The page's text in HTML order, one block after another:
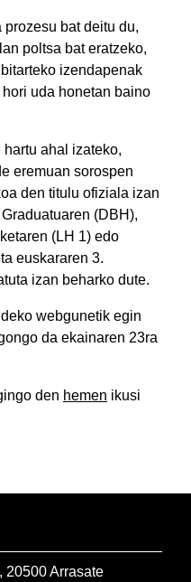
bat deitu du,
poltsa bat eratzeko,
izendapenak
uda honetan baino
ahal izateko,
eremuan sorospen
den titulu ofiziala izan
(DBH),
(LH 1) edo
euskararen 3.
izan beharko dute.
webgunetik egin
da ekainaren 23ra
den hemen ikusi
20500 Arrasate